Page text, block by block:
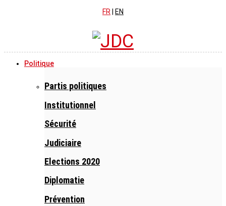
FR
EN
Politique
Partis politiques
Institutionnel
Sécurité
Judiciaire
Elections 2020
Diplomatie
Prévention